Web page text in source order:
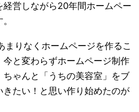
経営しながら20年間ホームペー
まりなくホームページを作るこ
今と変わらずホームページ制作
ゃんと「うちの美容室」をブ
きたい！と思い作り始めたのが